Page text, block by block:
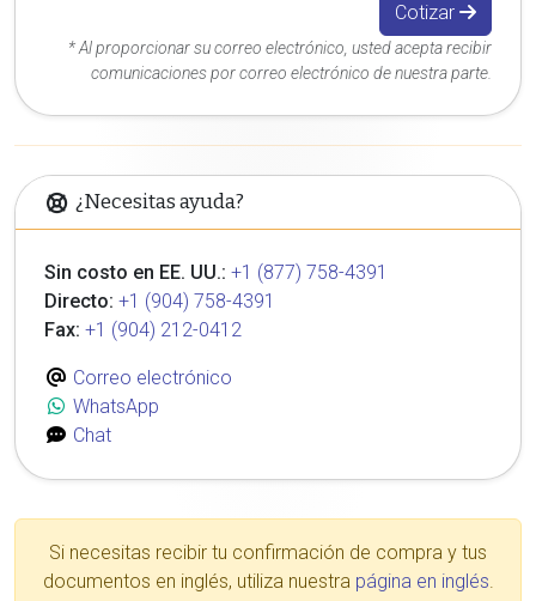
Cotizar
* Al proporcionar su correo electrónico, usted acepta recibir
comunicaciones por correo electrónico de nuestra parte.
¿Necesitas ayuda?
Sin costo en EE. UU.: +1 (877) 758-4391
Directo: +1 (904) 758-4391
Fax: +1 (904) 212-0412
Correo electrónico
WhatsApp
Chat
Si necesitas recibir tu confirmación de compra y tus
documentos en inglés, utiliza nuestra página en inglés.